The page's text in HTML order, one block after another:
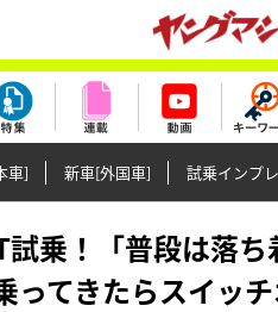
車] 新車[外国車] 試乗インプレ
乗！「普段は落ち
ってきたらスイッ